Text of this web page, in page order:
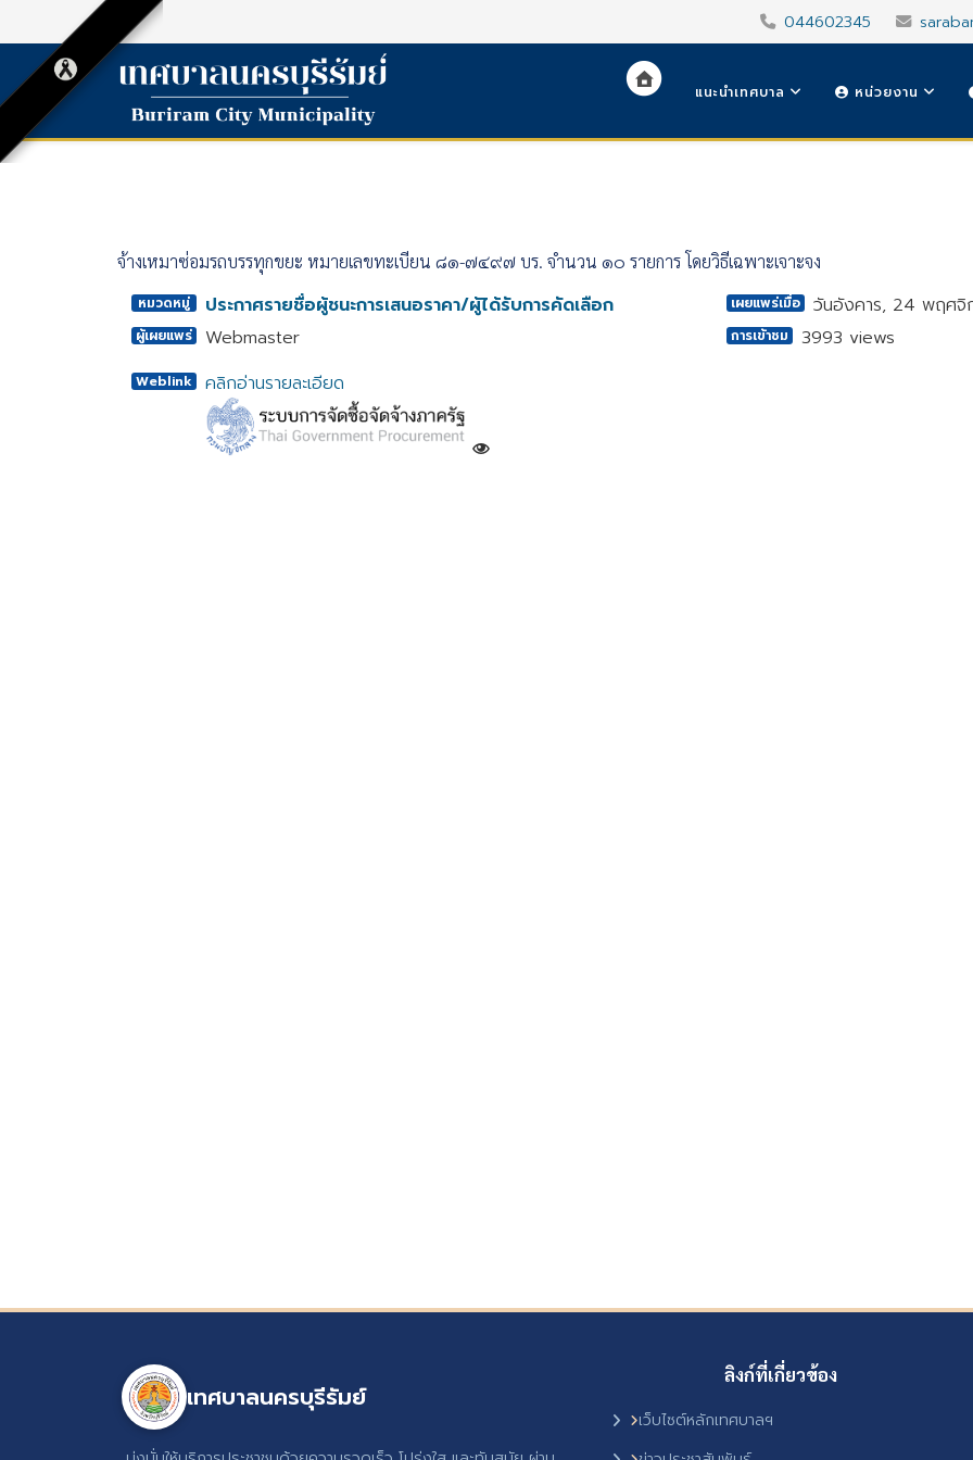
044602345
แนะนำเทศบาล หน่วยงาน
จ้างเหมาซ่อมรถบรรทุกขยะ หมายเลขทะเบียน ๘๑-๗๔๙๗ บร. จำนวน ๑๐ รายการ โดยวิธีเฉพาะเจาะจง
หมวดหมู่ ประกาศรายชื่อผู้ชนะการเสนอราคา/ผู้ได้รับการคัดเลือก เผยแพร่เมื่อ วันอังคาร, 24 พฤศจิ
ผู้เผยแพร่ Webmaster การเข้าชม 3993 views
Weblink คลิกอ่านรายละเอียด
เทศบาลนครบุรีรัมย์
ลิงก์ที่เกี่ยวข้อง
เว็บไซต์หลักเทศบาลฯ